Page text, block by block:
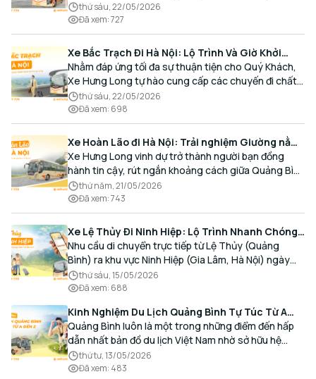
cho Quý Khách một hành trình di chuyển trọn vẹn,
thoải mái và đúng giờ.
thứ sáu, 22/05/2026
Đã xem:727
Xe Bắc Trạch Đi Hà Nội: Lộ Trình Và Giờ Khởi
Hành Cùng Xe Hưng Long
Nhằm đáp ứng tối đa sự thuận tiện cho Quý Khách,
Xe Hưng Long tự hào cung cấp các chuyến đi chất
lượng cao, an toàn với lịch trình linh hoạt mỗi ngày.
thứ sáu, 22/05/2026
Đã xem: 698
Xe Hoàn Lão đi Hà Nội: Trải nghiệm Giường nằm
Cao cấp, Đón trả Tận nơi
Xe Hưng Long vinh dự trở thành người bạn đồng
hành tin cậy, rút ngắn khoảng cách giữa Quảng Bình
và Thủ đô bằng chất lượng dịch vụ chuẩn mực.
thứ năm, 21/05/2026
Đã xem:743
Xe Lệ Thủy Đi Ninh Hiệp: Lộ Trình Nhanh Chóng,
Đón Trả Tận Nơi
Nhu cầu di chuyển trực tiếp từ Lệ Thủy (Quảng
Bình) ra khu vực Ninh Hiệp (Gia Lâm, Hà Nội) ngày
càng gia tăng, đặc biệt đối với các hành khách có
nhu cầu giao thương, kinh doanh và mua sắm.
thứ sáu, 15/05/2026
Đã xem: 688
Kinh Nghiệm Du Lịch Quảng Bình Tự Túc Từ A
Đến Z Chi Tiết Nhất
Quảng Bình luôn là một trong những điểm đến hấp
dẫn nhất bản đồ du lịch Việt Nam nhờ sở hữu hệ
thống hang động kỳ vĩ, những bãi biển hoang sơ và
nét ẩm thực đậm đà bản sắc.
thứ tư, 13/05/2026
Đã xem: 483